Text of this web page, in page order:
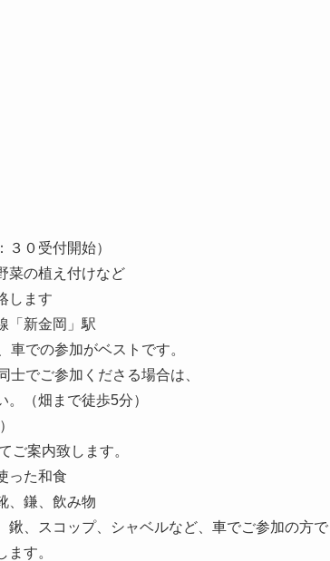
０受付開始）
の植え付けなど
します
金岡」駅
参加がベストです。
でご参加くださる場合は、
畑まで徒歩5分）
案内致します。
た和食
鎌、飲み物
コップ、シャベルなど、車でご参加の方で
す。